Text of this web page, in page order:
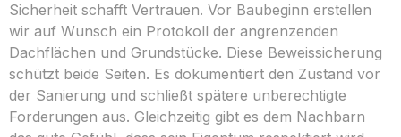
Sicherheit schafft Vertrauen. Vor Baubeginn erstellen
wir auf Wunsch ein Protokoll der angrenzenden
Dachflächen und Grundstücke. Diese Beweissicherung
schützt beide Seiten. Es dokumentiert den Zustand vor
der Sanierung und schließt spätere unberechtigte
Forderungen aus. Gleichzeitig gibt es dem Nachbarn